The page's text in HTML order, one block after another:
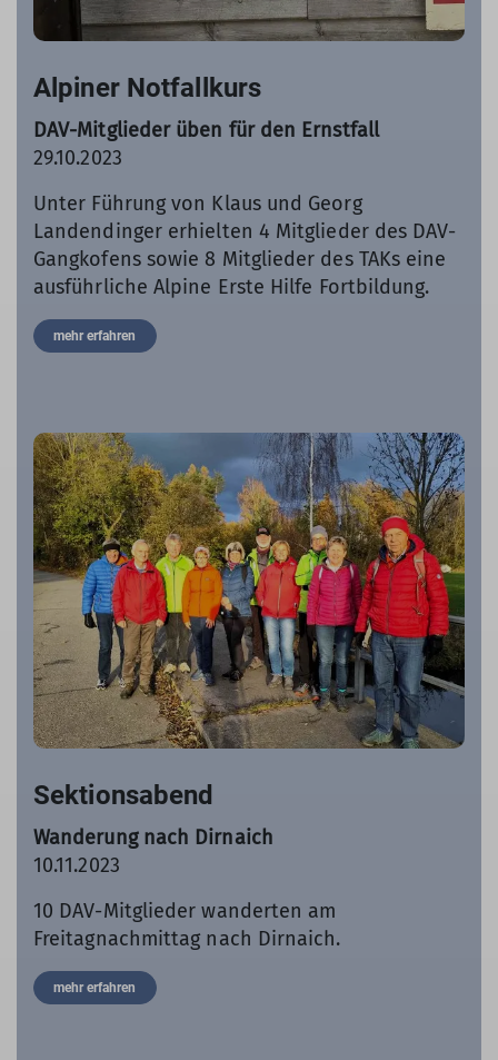
Alpiner Notfallkurs
DAV-Mitglieder üben für den Ernstfall
29.10.2023
Unter Führung von Klaus und Georg
Landendinger erhielten 4 Mitglieder des DAV-
Gangkofens sowie 8 Mitglieder des TAKs eine
ausführliche Alpine Erste Hilfe Fortbildung.
mehr erfahren
Sektionsabend
Wanderung nach Dirnaich
10.11.2023
10 DAV-Mitglieder wanderten am
Freitagnachmittag nach Dirnaich.
mehr erfahren